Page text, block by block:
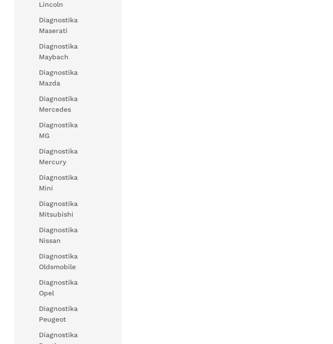
Lincoln
Diagnostika
Maserati
Diagnostika
Maybach
Diagnostika
Mazda
Diagnostika
Mercedes
Diagnostika
MG
Diagnostika
Mercury
Diagnostika
Mini
Diagnostika
Mitsubishi
Diagnostika
Nissan
Diagnostika
Oldsmobile
Diagnostika
Opel
Diagnostika
Peugeot
Diagnostika